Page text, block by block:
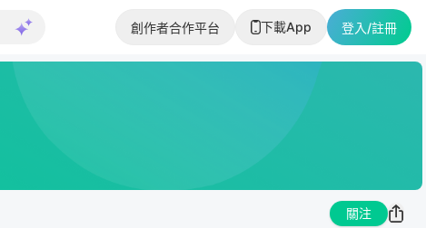
創作者合作平台 下載App 登入/註冊
關注